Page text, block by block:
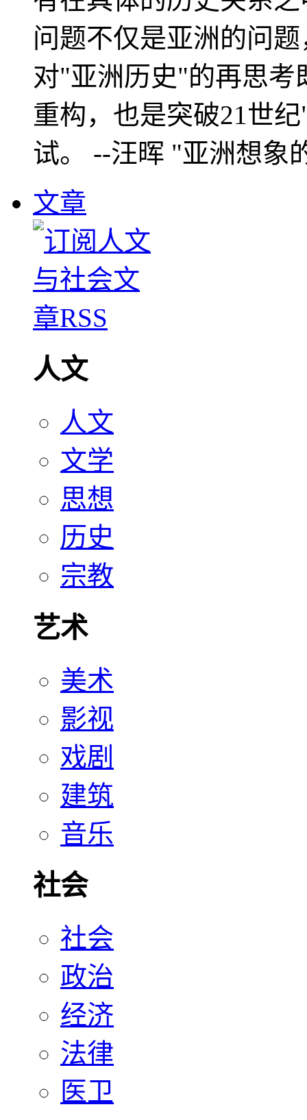
问题不仅是亚洲的问
对"亚洲历史"的再思考
重构，也是突破21世
试。 --汪晖 "亚洲想象
文章
人文
人文
文学
思想
历史
宗教
艺术
美术
影视
戏剧
建筑
音乐
社会
社会
政治
经济
法律
医卫